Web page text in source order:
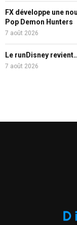
FX développe une
Pop Demon Hunters
7 août 2026
Le runDisney
7 août 2026